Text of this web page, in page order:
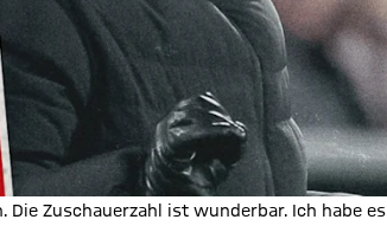
Zuschauerzahl ist wunderbar. Ich habe es